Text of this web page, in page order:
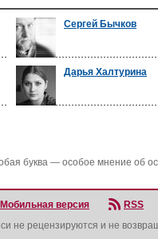
Сергей Бычков
Дарья Халтурина
буква — особое мнение об
Мобильная версия
RSS
не рецензируются и не